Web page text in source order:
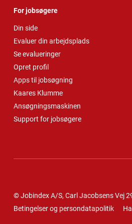
For jobsøgere
Din side
Evaluer din arbejdsplads
Se evalueringer
Opret profil
Apps til jobsøgning
Kaares Klumme
Ansøgningsmaskinen
Support for jobsøgere
© Jobindex A/S, Carl Jacobsens Vej
Betingelser og persondatapolitik